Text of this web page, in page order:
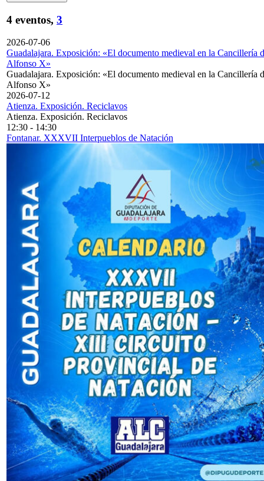
4 eventos, 3
2026-07-06
Guadalajara. Exposición: «El documento medieval en la Cancillería
Alfonso X»
Guadalajara. Exposición: «El documento medieval en la Cancillería
Alfonso X»
2026-07-12
Atienza. Exposición. Reciclavos
Atienza. Exposición. Reciclavos
12:30 - 14:30
Fontanar. XXXVII Interpueblos de Natación